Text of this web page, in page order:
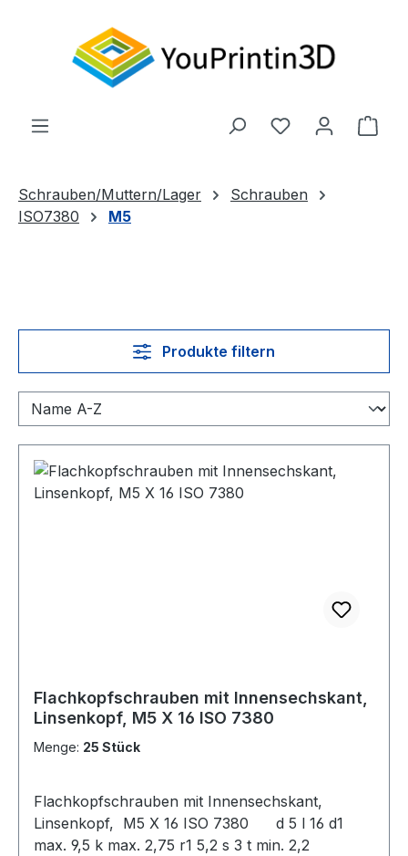
Du hast 0
Schrauben/Muttern/Lager
Schrauben
ISO7380
M5
Produkte filtern
Flachkopfschrauben mit Innensechskant,
Linsenkopf, M5 X 16 ISO 7380
Menge: 25 Stück
Flachkopfschrauben mit Innensechskant,
Linsenkopf, M5 X 16 ISO 7380 d 5 l 16 d1
max. 9,5 k max. 2,75 r1 5,2 s 3 t min. 2,2